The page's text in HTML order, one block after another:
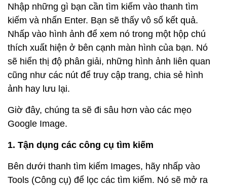
Nhập những gì bạn cần tìm kiếm vào thanh tìm
kiếm và nhấn Enter. Bạn sẽ thấy vô số kết quả.
Nhấp vào hình ảnh để xem nó trong một hộp chú
thích xuất hiện ở bên cạnh màn hình của bạn. Nó
sẽ hiển thị độ phân giải, những hình ảnh liên quan
cũng như các nút để truy cập trang, chia sẻ hình
ảnh hay lưu lại.
Giờ đây, chúng ta sẽ đi sâu hơn vào các mẹo
Google Image.
1. Tận dụng các công cụ tìm kiếm
Bên dưới thanh tìm kiếm Images, hãy nhấp vào
Tools (Công cụ) để lọc các tìm kiếm. Nó sẽ mở ra